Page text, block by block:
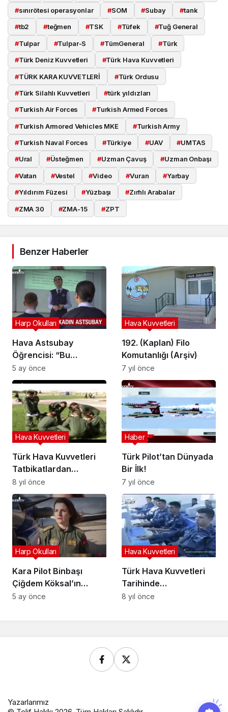
#sınırötesi operasyonlar #SOM #Subay #tank
#tb2 #teğmen #TSK #Tüfek #Tuğ General
#Tulpar #Tulpar-S #TümGeneral #Türk
#Türk Deniz Kuvvetleri #Türk Hava Kuvvetleri
#TÜRK KARA KUVVETLERİ #Türk Ordusu
#Türk Silahlı Kuvvetleri #türk yıldızları
#Turkish Air Forces #Turkish Armed Forces
#Turkish Armored Vehicles MKE #Turkish Army
#Turkish Naval Forces #Türkiye #UAV #UMTAS
#Ural #Üsteğmen #Uzman Çavuş #Uzman Onbaşı
#Vatan #Vestel #Video #Vuran #Yarbay
#Yıldırım Füzesi #Yüzbaşı #Zırhlı Arabalar
#ZMA 30 #ZMA-15 #ZPT
Benzer Haberler
Hava Astsubay
Öğrencisi: “Bu
Üniformanın İçinde
Kadın Değil, Vatanına
Hizmet Eden Bir Asker
Var”
Harp Okulları
5 ay önce
192. (Kaplan) Filo
Komutanlığı (Arşiv)
Hava Kuvvetleri
7 yıl önce
Türk Hava Kuvvetleri
Tatbikatlardan
Görüntüler
Hava Kuvvetleri
8 yıl önce
Türk Pilot’tan Dünyada
Bir İlk!
Haber
7 yıl önce
Kara Pilot Binbaşı
Çiğdem Köksal’ın
Hikâyesi: Gökyüzünde
Harp Okulları
5 ay önce
Türk Hava Kuvvetleri
Tarihinde
ASTSUBAYLAR (Arşiv)
Hava Kuvvetleri
8 yıl önce
Yazarlarımız